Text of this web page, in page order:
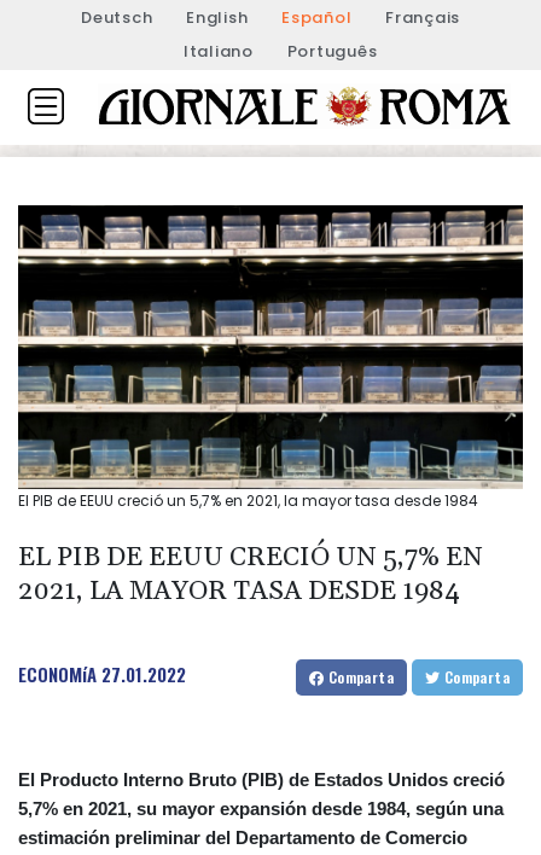
Deutsch English Español
Français
Italiano
Português
El PIB de EEUU creció un 5,7% en 2021, la mayor tasa desde 1984
EL PIB DE EEUU CRECIÓ UN 5,7% EN
2021, LA MAYOR TASA DESDE 1984
ECONOMíA 27.01.2022 Comparta Comparta
El Producto Interno Bruto (PIB) de Estados Unidos creció
5,7% en 2021, su mayor expansión desde 1984, según una
estimación preliminar del Departamento de Comercio